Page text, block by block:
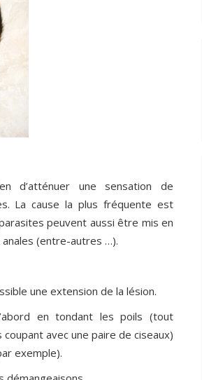
d’atténuer une sensation de
La cause la plus fréquente est
peuvent aussi être mis en
anales (entre-autres …).
une extension de la lésion.
en tondant les poils (tout
avec une paire de ciseaux)
exemple).
vous !
"MANUEL DES
conseils,